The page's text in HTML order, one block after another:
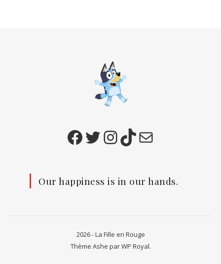
Facebook
TwitterInstagram
TikTokE-mail
Our happiness is in our hands.
2026 - La Fille en Rouge
Thème Ashe parWP Royal.